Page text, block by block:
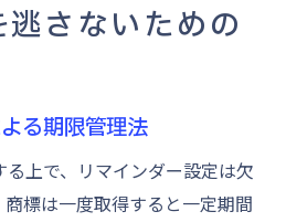
さないための
る期限管理法
上で、リマインダー設定は欠
標は一度取得すると一定期間